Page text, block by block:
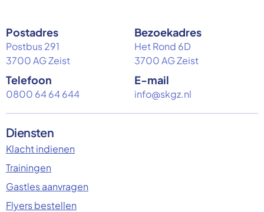
Postadres
Postbus 291
3700 AG Zeist
Bezoekadres
Het Rond 6D
3700 AG Zeist
Telefoon
0800 64 64 644
E-mail
info@skgz.nl
Diensten
Klacht indienen
Trainingen
Gastles aanvragen
Flyers bestellen